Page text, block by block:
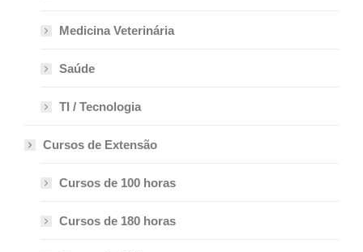
Medicina Veterinária
Saúde
TI / Tecnologia
Cursos de Extensão
Cursos de 100 horas
Cursos de 180 horas